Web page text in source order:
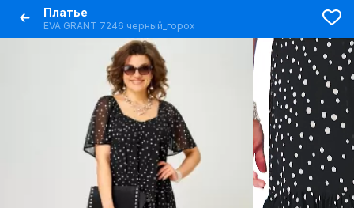
Платье
EVA GRANT 7246 черный_горох